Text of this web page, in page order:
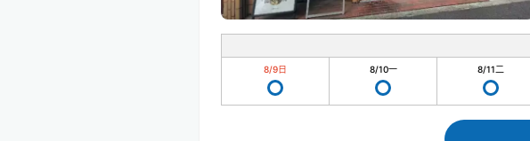
8/9日 8/10一 8/11二